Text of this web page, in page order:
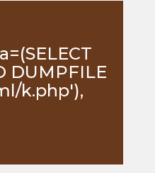
DUMPFILE
k.php'),